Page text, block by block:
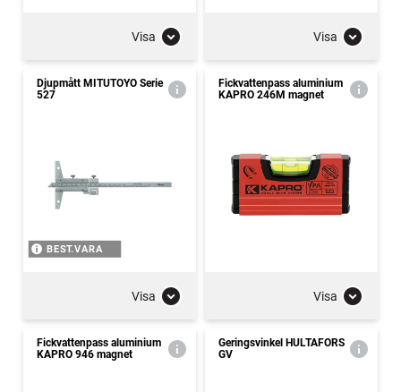
Visa Visa
Djupmått MITUTOYO Serie
527
BEST.VARA
Visa
Fickvattenpass aluminium
KAPRO 246M magnet
Visa
Fickvattenpass aluminium
KAPRO 946 magnet
Geringsvinkel HULTAFORS
GV